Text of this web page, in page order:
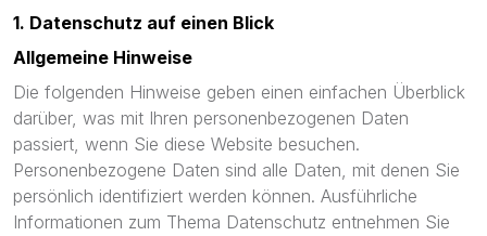
1. Datenschutz auf einen Blick
Allgemeine Hinweise
Die folgenden Hinweise geben einen einfachen Überblick
darüber, was mit Ihren personenbezogenen Daten
passiert, wenn Sie diese Website besuchen.
Personenbezogene Daten sind alle Daten, mit denen Sie
persönlich identifiziert werden können. Ausführliche
Informationen zum Thema Datenschutz entnehmen Sie